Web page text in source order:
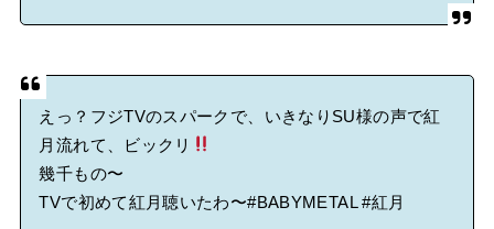
えっ？フジTVのスパークで、いきなりSU様の声で紅
月流れて、ビックリ
幾千もの〜
TVで初めて紅月聴いたわ〜#BABYMETAL #紅月